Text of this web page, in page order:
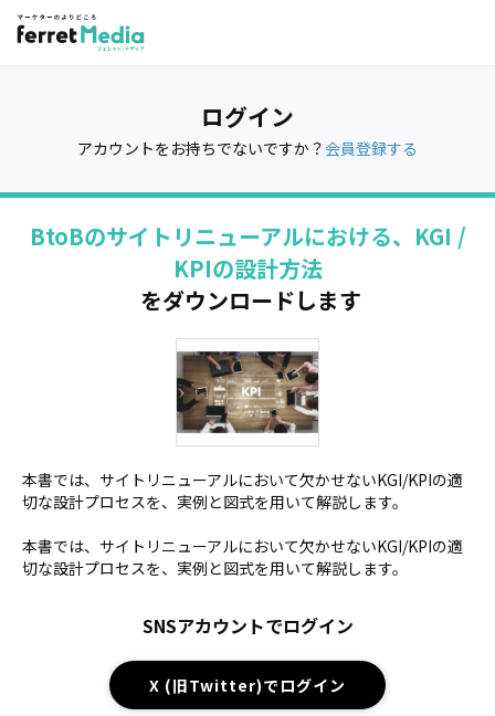
ログイン
アカウントをお持ちでないですか？ 会員登録する
BtoBのサイトリニューアルにおける、KGI /
KPIの設計方法
をダウンロードします
本書では、サイトリニューアルにおいて欠かせないKGI/KPIの適
切な設計プロセスを、実例と図式を用いて解説します。
本書では、サイトリニューアルにおいて欠かせないKGI/KPIの適
切な設計プロセスを、実例と図式を用いて解説します。
SNSアカウントでログイン
X (旧Twitter)でログイン